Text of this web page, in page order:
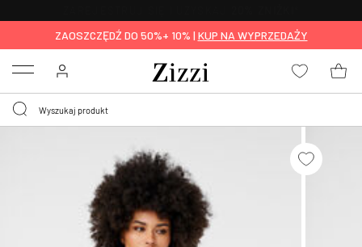
ZAOSZCZĘDŹ DO 50%+ 10% | KUP NA WYPRZEDAŻY
Menu